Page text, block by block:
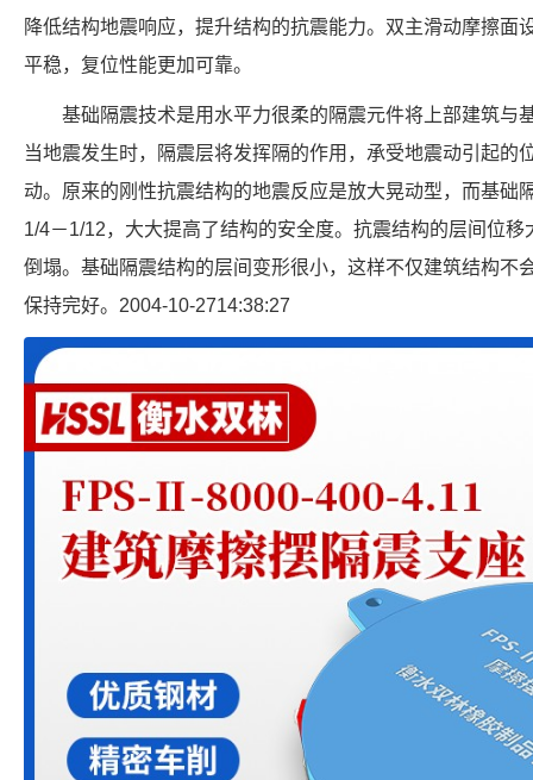
降低结构地震响应，提升结构的抗震能力。双主滑动摩擦面
平稳，复位性能更加可靠。
基础隔震技术是用水平力很柔的隔震元件将上部建筑与
当地震发生时，隔震层将发挥隔的作用，承受地震动引起的
动。原来的刚性抗震结构的地震反应是放大晃动型，而基础
1/4－1/12，大大提高了结构的安全度。抗震结构的层间位
倒塌。基础隔震结构的层间变形很小，这样不仅建筑结构不
保持完好。2004-10-2714:38:27